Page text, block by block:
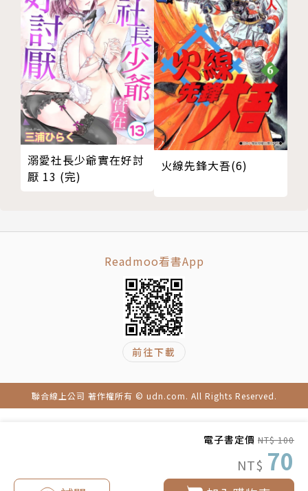
電子書定價 NT$ 100
NT$ 70
溺愛社長少爺實在好討
厭 13 (完)
火線先鋒大吾(6)
Readmoo看書App
前往下載
聯合線上公司 著作權所有 © udn.com. All Rights Reserved.